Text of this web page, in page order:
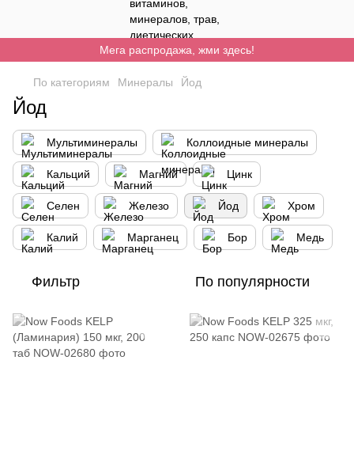
Мега распродажа, жми здесь!
По категориям Минералы Йод
Йод
Мультиминералы Коллоидные минералы
Кальций Магний Цинк
Селен Железо Йод Хром
Калий Марганец Бор Медь
Фильтр По популярности